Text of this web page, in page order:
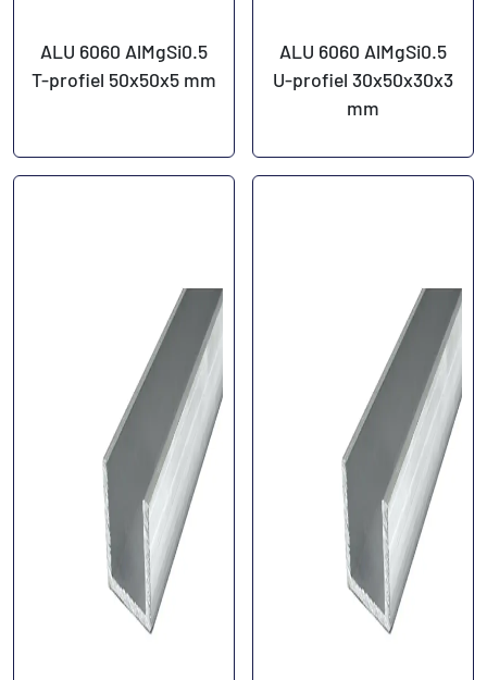
ALU 6060 AlMgSi0.5
T-profiel 50x50x5 mm
ALU 6060 AlMgSi0.5
U-profiel 30x50x30x3
mm